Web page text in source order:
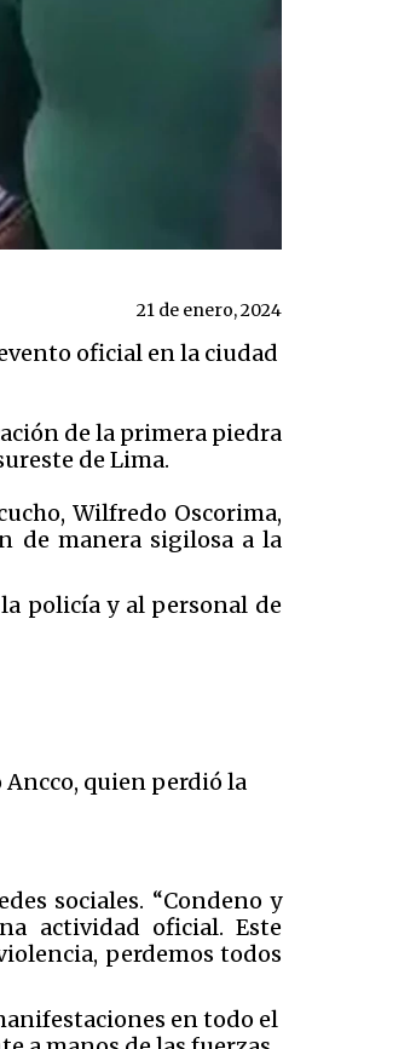
21 de enero, 2024
oficial en la ciudad
de la primera piedra
de Lima.
Wilfredo Oscorima,
de manera sigilosa a la
policía y al personal de
Ancco, quien perdió la
sociales. “Condeno y
actividad oficial. Este
perdemos todos
en todo el